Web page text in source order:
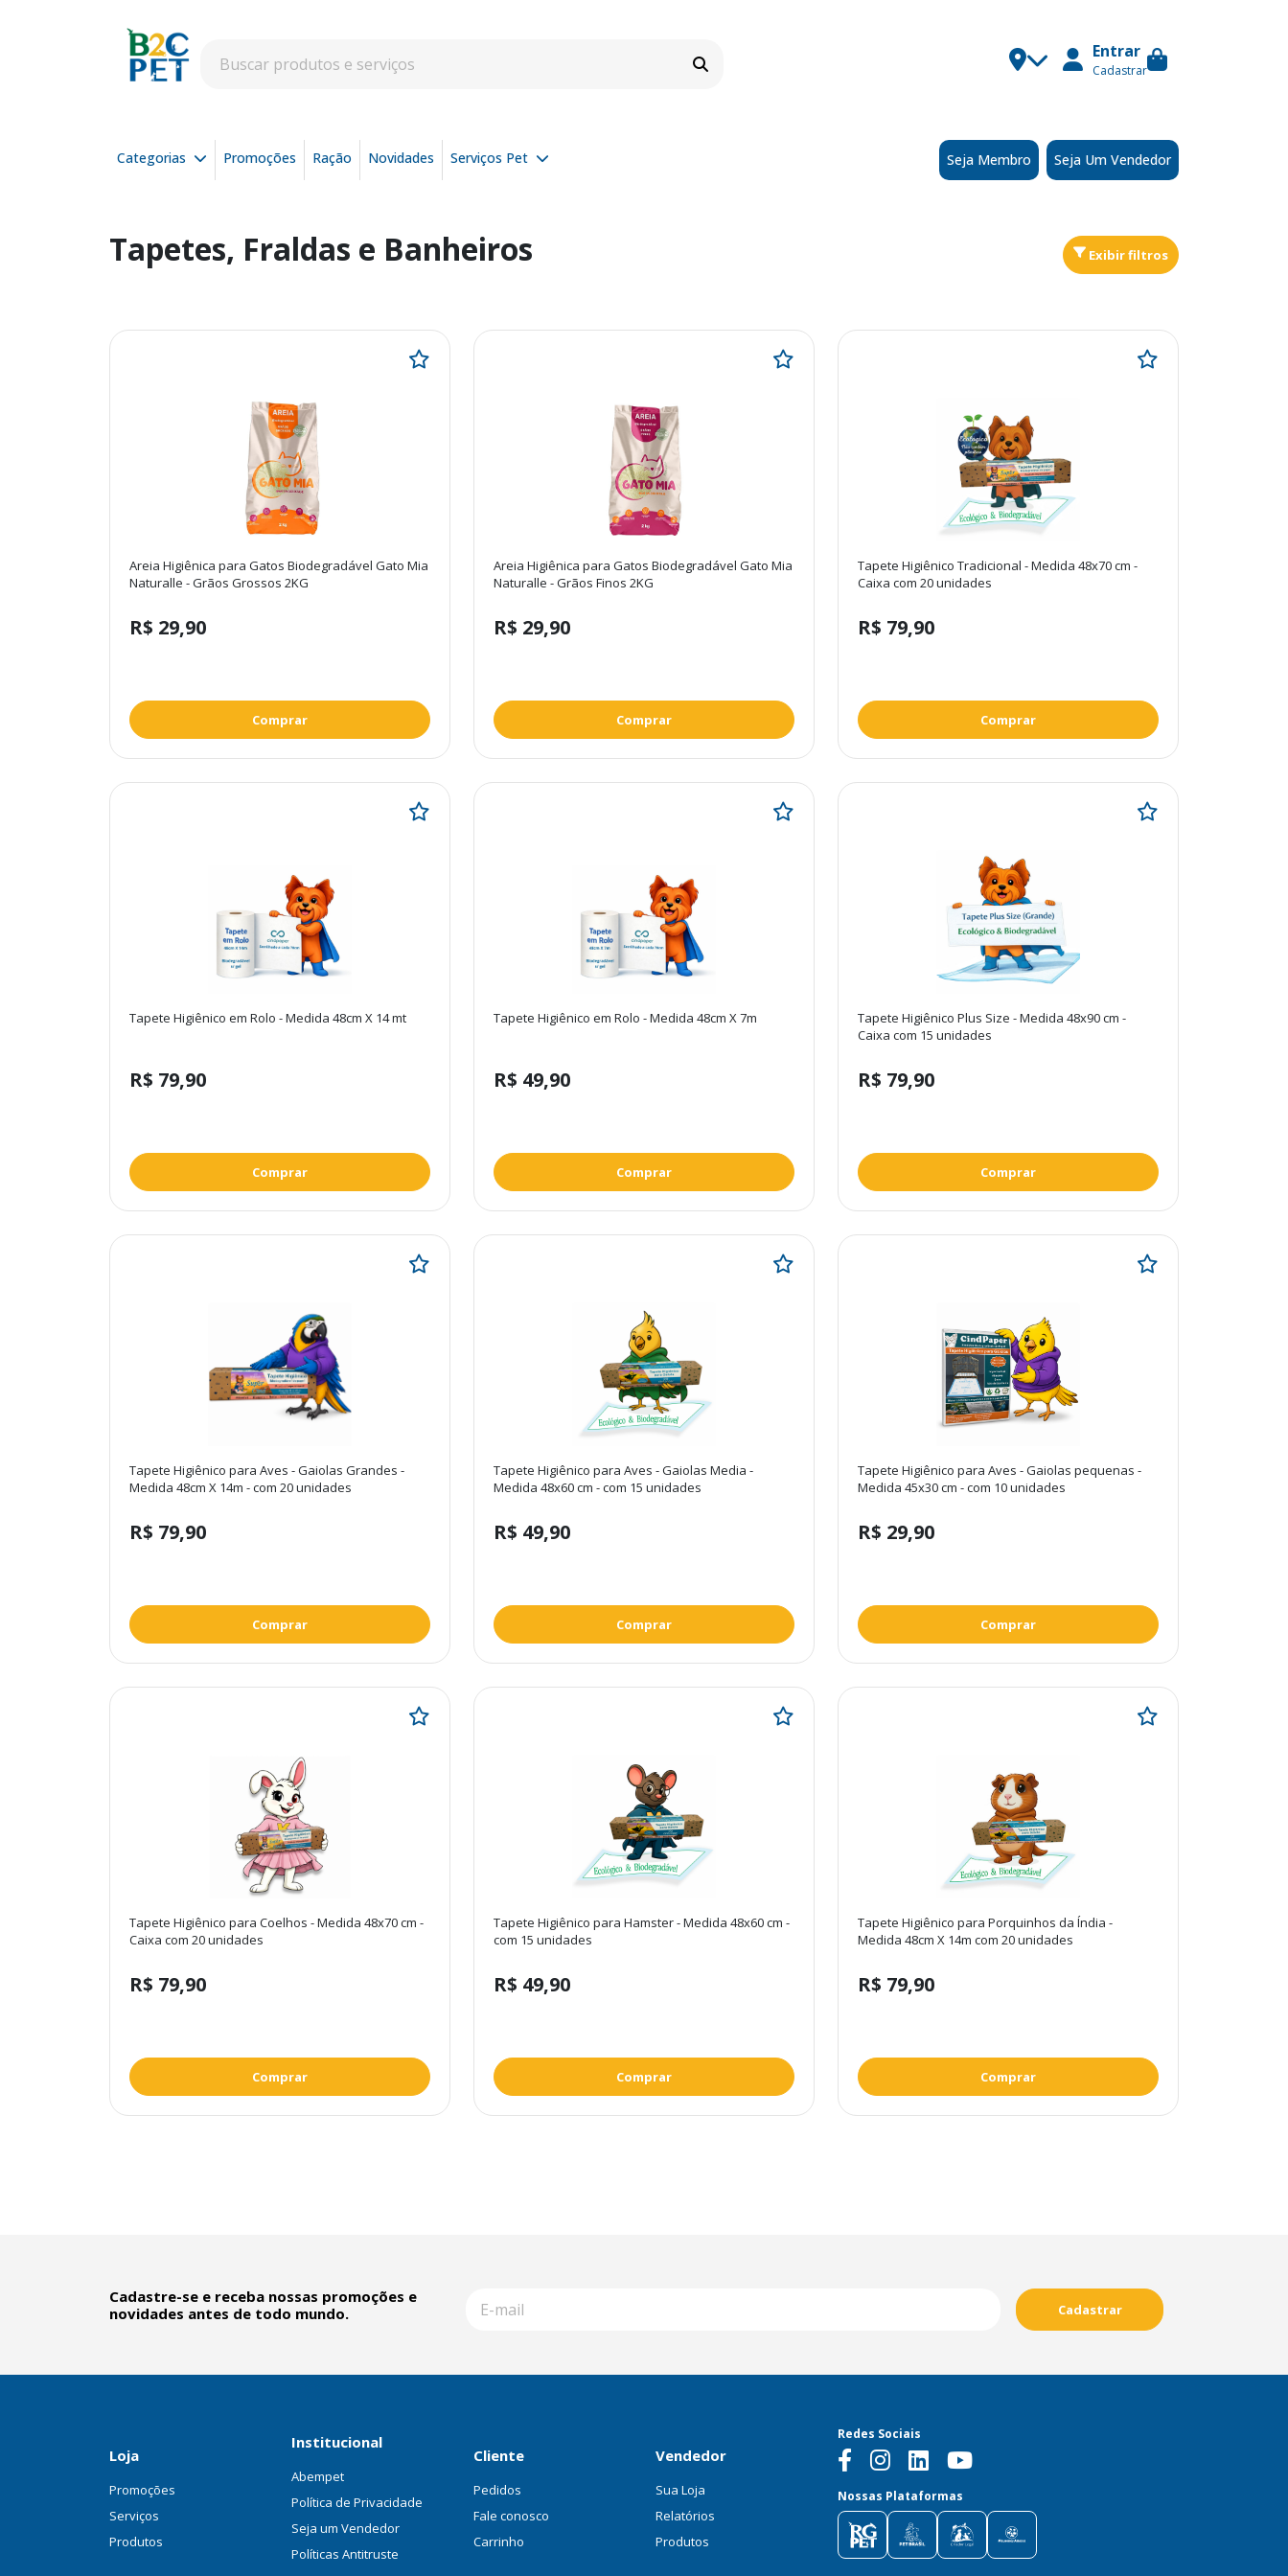
Entrar
Cadastrar
Categorias Promoções Ração Novidades Serviços Pet Seja Membro Seja Um Vendedor
Tapetes, Fraldas e Banheiros Exibir filtros
Areia Higiênica para Gatos Biodegradável Gato Mia
Naturalle - Grãos Grossos 2KG
R$ 29,90
Comprar
Areia Higiênica para Gatos Biodegradável Gato Mia
Naturalle - Grãos Finos 2KG
R$ 29,90
Comprar
Tapete Higiênico Tradicional - Medida 48x70 cm -
Caixa com 20 unidades
R$ 79,90
Comprar
Tapete Higiênico em Rolo - Medida 48cm X 14 mt
R$ 79,90
Comprar
Tapete Higiênico em Rolo - Medida 48cm X 7m
R$ 49,90
Comprar
Tapete Higiênico Plus Size - Medida 48x90 cm -
Caixa com 15 unidades
R$ 79,90
Comprar
Tapete Higiênico para Aves - Gaiolas Grandes -
Medida 48cm X 14m - com 20 unidades
R$ 79,90
Comprar
Tapete Higiênico para Aves - Gaiolas Media -
Medida 48x60 cm - com 15 unidades
R$ 49,90
Comprar
Tapete Higiênico para Aves - Gaiolas pequenas -
Medida 45x30 cm - com 10 unidades
R$ 29,90
Comprar
Tapete Higiênico para Coelhos - Medida 48x70 cm -
Caixa com 20 unidades
R$ 79,90
Comprar
Tapete Higiênico para Hamster - Medida 48x60 cm -
com 15 unidades
R$ 49,90
Comprar
Tapete Higiênico para Porquinhos da Índia -
Medida 48cm X 14m com 20 unidades
R$ 79,90
Comprar
Cadastre-se e receba nossas promoções e
novidades antes de todo mundo.
Cadastrar
Loja
Promoções
Serviços
Produtos
Institucional
Abempet
Política de Privacidade
Seja um Vendedor
Políticas Antitruste
Cliente
Pedidos
Fale conosco
Carrinho
Vendedor
Sua Loja
Relatórios
Produtos
Redes Sociais
Nossas Plataformas